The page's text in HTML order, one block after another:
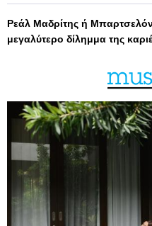
Ρεάλ Μαδρίτης ή
μεγαλύτερο δίλημμα της